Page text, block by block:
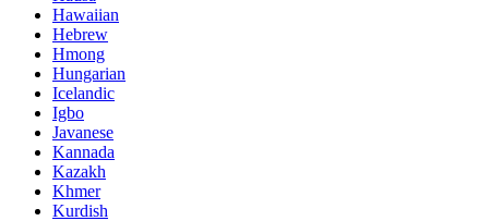
Hawaiian
Hebrew
Hmong
Hungarian
Icelandic
Igbo
Javanese
Kannada
Kazakh
Khmer
Kurdish